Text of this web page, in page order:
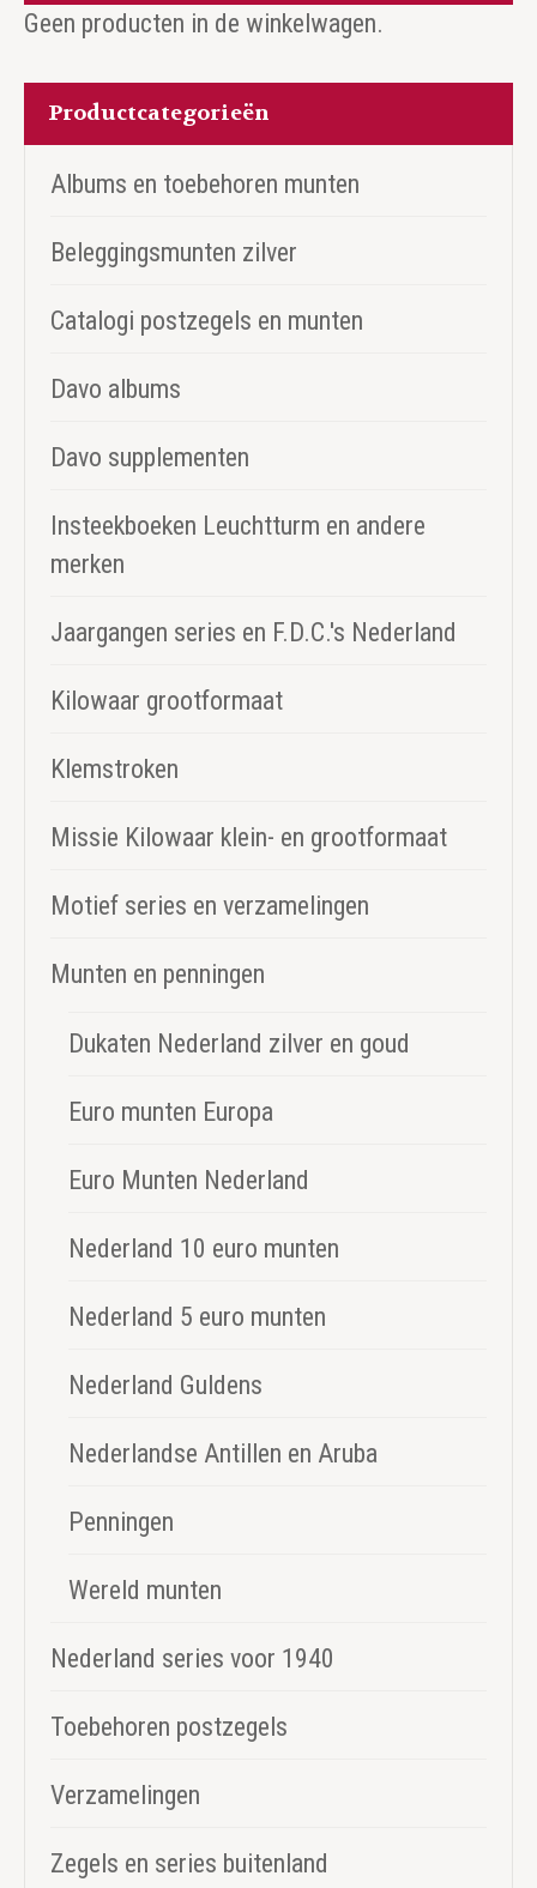
Geen producten in de winkelwagen.
Productcategorieën
Albums en toebehoren munten
Beleggingsmunten zilver
Catalogi postzegels en munten
Davo albums
Davo supplementen
Insteekboeken Leuchtturm en andere
merken
Jaargangen series en F.D.C.'s Nederland
Kilowaar grootformaat
Klemstroken
Missie Kilowaar klein- en grootformaat
Motief series en verzamelingen
Munten en penningen
Dukaten Nederland zilver en goud
Euro munten Europa
Euro Munten Nederland
Nederland 10 euro munten
Nederland 5 euro munten
Nederland Guldens
Nederlandse Antillen en Aruba
Penningen
Wereld munten
Nederland series voor 1940
Toebehoren postzegels
Verzamelingen
Zegels en series buitenland